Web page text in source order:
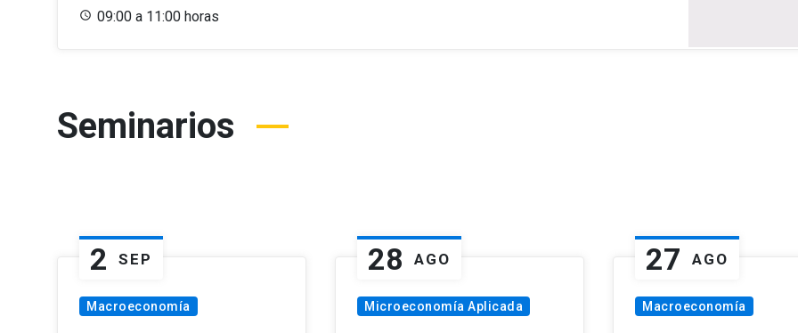
09:00 a 11:00 horas
Seminarios
2 SEP
Macroeconomía
28 AGO
Microeconomía Aplicada
27 AGO
Macroeconomía